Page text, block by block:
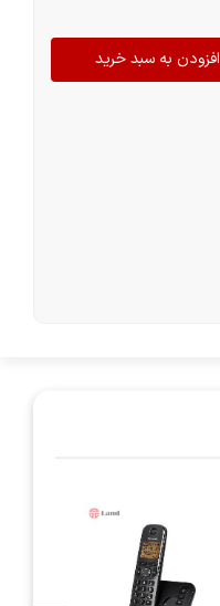
افزودن به سبد خرید